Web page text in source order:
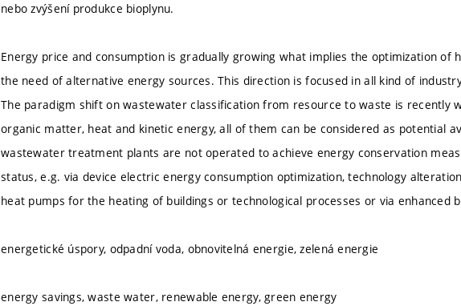
nebo zvýšení produkce bioplynu.
Energy price and consumption is gradually growing what implies the optimization of
the need of alternative energy sources. This direction is focused in all kind of
The paradigm shift on wastewater classification from resource to waste is recently
organic matter, heat and kinetic energy, all of them can be considered as potential
wastewater treatment plants are not operated to achieve energy conservation
status, e.g. via device electric energy consumption optimization, technology
heat pumps for the heating of buildings or technological processes or via enhanced
energetické úspory, odpadní voda, obnovitelná energie, zelená energie
energy savings, waste water, renewable energy, green energy